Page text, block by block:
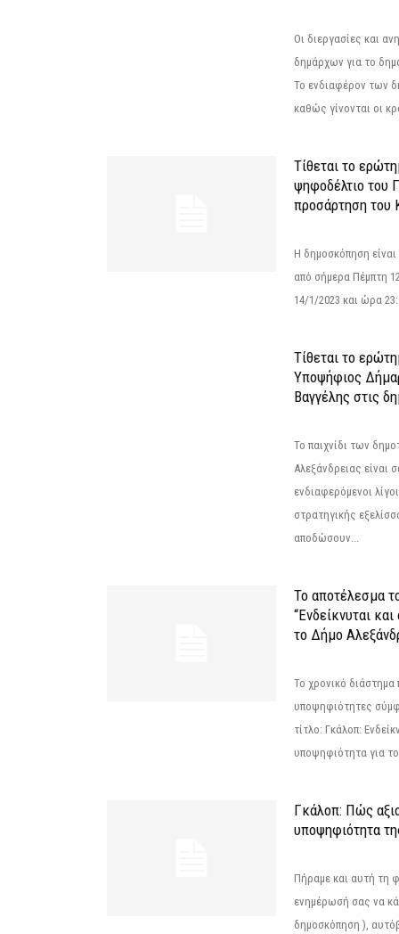
Οι διεργασίες και
δημάρχων για το
Το ενδιαφέρον των
καθώς γίνονται οι
Τίθεται το
ψηφοδέλτιο του
προσάρτηση του
Η δημοσκόπηση
από σήμερα Πέμπτη
14/1/2023 και ώρα
Τίθεται το
Υποψήφιος
Βαγγέλης στις
Το παιχνίδι των
Αλεξάνδρειας είναι
ενδιαφερόμενοι
στρατηγικής
αποδώσουν...
Το αποτέλεσμα
“Ενδείκνυται
το Δήμο
Το χρονικό διάστημα
υποψηφιότητες
τίτλο: Γκάλοπ:
υποψηφιότητα για
Γκάλοπ: Πώς
υποψηφιότητα
Πήραμε και αυτή τη
ενημέρωσή σας να
δημοσκόπηση ),